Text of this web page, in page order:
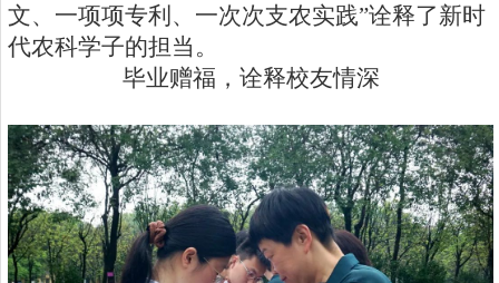
文、一项项专利、一次次支农实践”诠释了新时
代农科学子的担当。
毕业赠福，诠释校友情深